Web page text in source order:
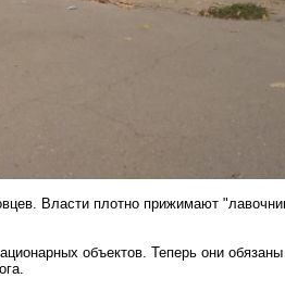
Власти плотно прижимают
объектов. Теперь они